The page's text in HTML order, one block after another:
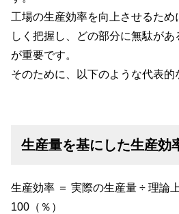
工場の生産効率を向上させるた
しく把握し、どの部分に無駄が
が重要です。
そのために、以下のような代表的
生産量を基にした生産効
生産効率 ＝ 実際の生産量 ÷ 理論
100（％）